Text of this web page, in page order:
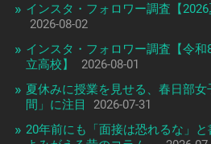
インスタ・フォロワー調査【2026
2026-08-02
インスタ・フォロワー調査【令
立高校】
2026-08-01
夏休みに授業を見せる、春日部女
間」に注目
2026-07-31
20年前にも「面接は恐れるな」